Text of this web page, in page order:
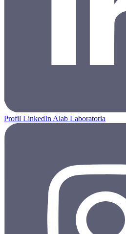
Profil LinkedIn Alab Laboratoria